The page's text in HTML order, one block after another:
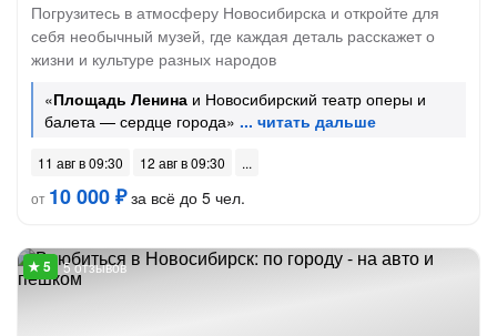
Погрузитесь в атмосферу Новосибирска и откройте для
себя необычный музей, где каждая деталь расскажет о
жизни и культуре разных народов
«Площадь Ленина и Новосибирский театр оперы и
балета — сердце города»
11 авг в 09:30
12 авг в 09:30
от 10 000 ₽за всё до 5 чел.
5 отзывов